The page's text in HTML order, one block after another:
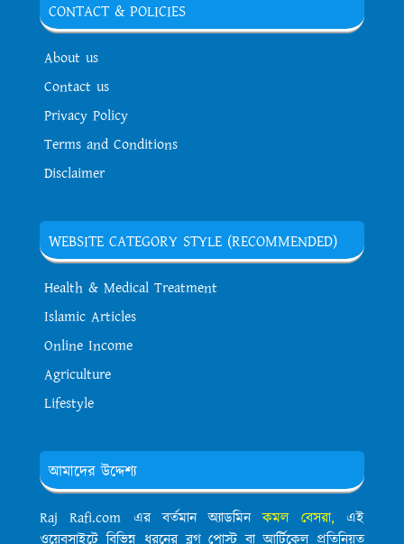
CONTACT & POLICIES
About us
Contact us
Privacy Policy
Terms and Conditions
Disclaimer
WEBSITE CATEGORY STYLE (RECOMMENDED)
Health & Medical Treatment
Islamic Articles
Online Income
Agriculture
Lifestyle
আমাদের উদ্দেশ্য
Raj Rafi.com এর বর্তমান অ্যাডমিনকমল বেসরা, এই